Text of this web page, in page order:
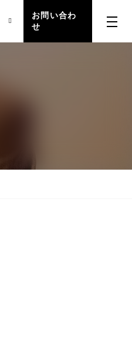
お問い合わ
せ